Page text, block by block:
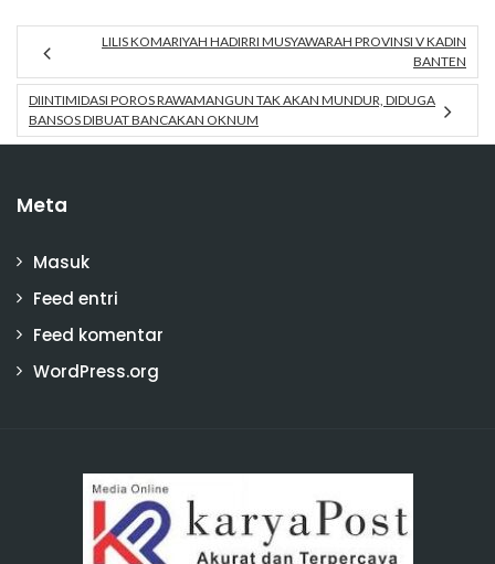
LILIS KOMARIYAH HADIRRI MUSYAWARAH PROVINSI V KADIN
BANTEN
DIINTIMIDASI POROS RAWAMANGUN TAK AKAN MUNDUR, DIDUGA
BANSOS DIBUAT BANCAKAN OKNUM
Meta
Masuk
Feed entri
Feed komentar
WordPress.org